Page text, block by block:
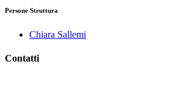
Persone Struttura
Chiara Sallemi
Contatti